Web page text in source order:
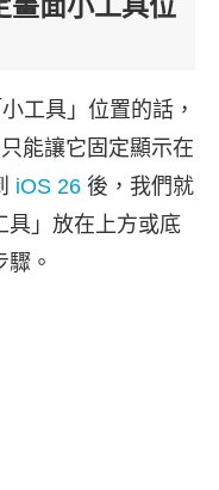
畫面小工具位
工具」位置的話，
能讓它固定顯示在
iOS 26 後，我們就
具」放在上方或底
。